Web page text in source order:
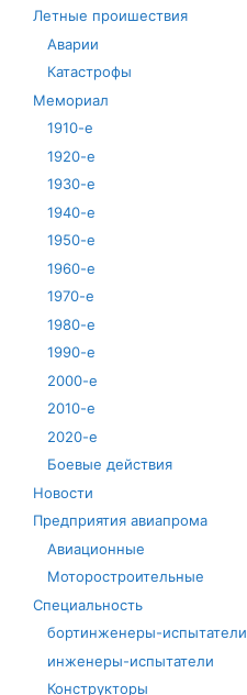
Летные проишествия
Аварии
Катастрофы
Мемориал
1910-е
1920-е
1930-е
1940-е
1950-е
1960-е
1970-е
1980-е
1990-е
2000-е
2010-е
2020-е
Боевые действия
Новости
Предприятия авиапрома
Авиационные
Моторостроительные
Специальность
бортинженеры-испытатели
инженеры-испытатели
Конструкторы